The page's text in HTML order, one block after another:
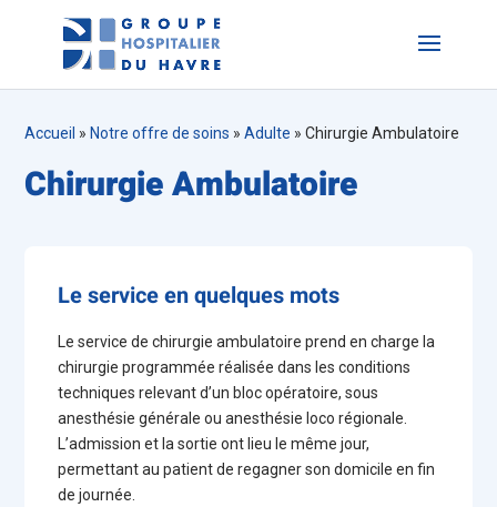
Accueil » Notre offre de soins »Adulte »Chirurgie Ambulatoire
Chirurgie Ambulatoire
Le service en quelques mots
Le service de chirurgie ambulatoire prend en charge la
chirurgie programmée réalisée dans les conditions
techniques relevant d’un bloc opératoire, sous
anesthésie générale ou anesthésie loco régionale.
L’admission et la sortie ont lieu le même jour,
permettant au patient de regagner son domicile en fin
de journée.